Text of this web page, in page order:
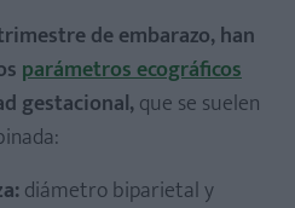
de embarazo, han
parámetros ecográficos
gestacional,que se suelen
diámetro biparietal y